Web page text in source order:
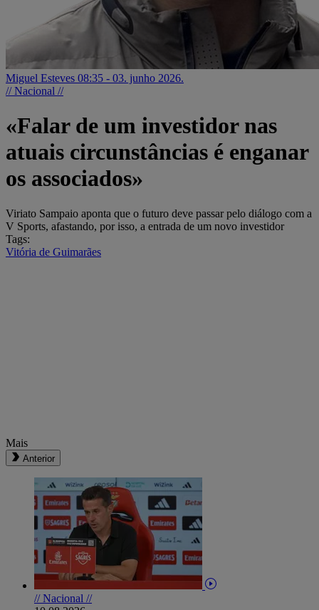
Miguel Esteves 08:35 - 03. junho 2026.
// Nacional //
«Falar de um investidor nas
atuais circunstâncias é enganar
os associados»
Viriato Sampaio aponta que o futuro deve passar pelo diálogo com a
V Sports, afastando, por isso, a entrada de um novo investidor
Tags:
Vitória de Guimarães
Mais
Anterior
// Nacional //